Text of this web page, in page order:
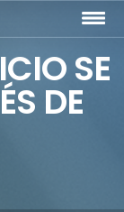
SE
DE